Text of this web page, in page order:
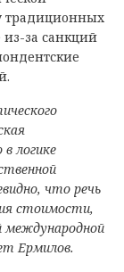
традиционных
за санкций
логике
что речь
стоимости,
международной
Ермилов.